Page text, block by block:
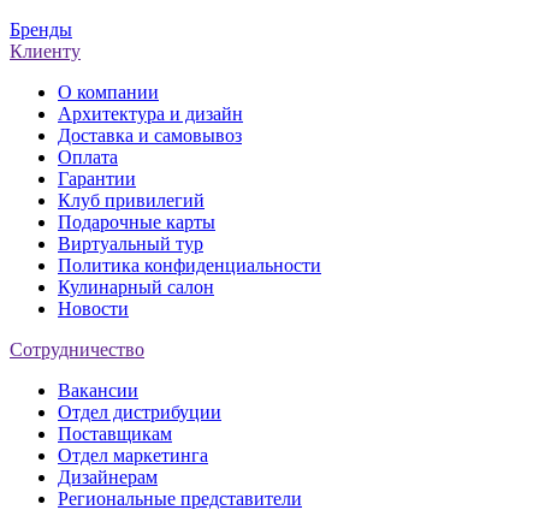
Бренды
Клиенту
О компании
Архитектура и дизайн
Доставка и самовывоз
Оплата
Гарантии
Клуб привилегий
Подарочные карты
Виртуальный тур
Политика конфиденциальности
Кулинарный салон
Новости
Сотрудничество
Вакансии
Отдел дистрибуции
Поставщикам
Отдел маркетинга
Дизайнерам
Региональные представители